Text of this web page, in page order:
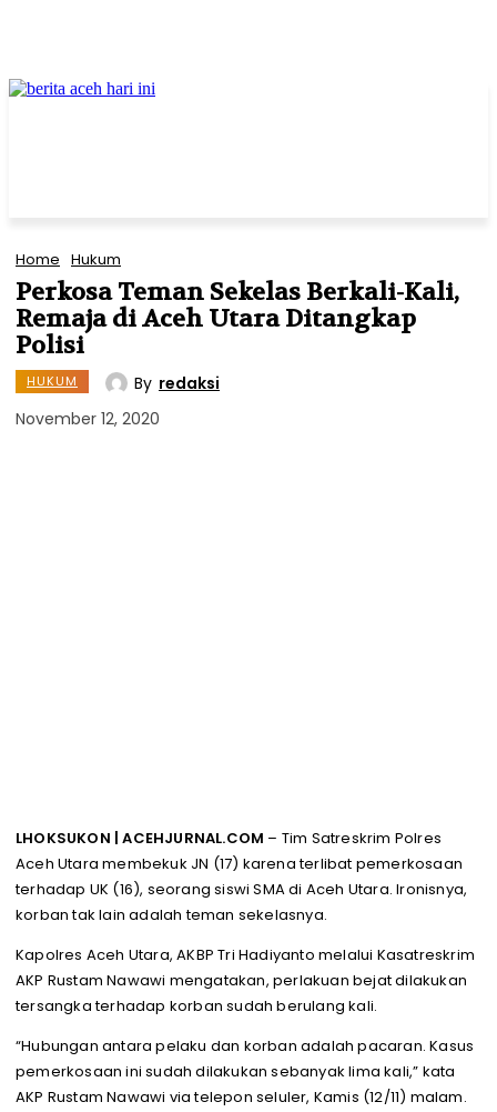
Home Hukum
Perkosa Teman Sekelas Berkali-Kali,
Remaja di Aceh Utara Ditangkap
Polisi
HUKUM By redaksi
November 12, 2020
LHOKSUKON | ACEHJURNAL.COM – Tim Satreskrim Polres
Aceh Utara membekuk JN (17) karena terlibat pemerkosaan
terhadap UK (16), seorang siswi SMA di Aceh Utara. Ironisnya,
korban tak lain adalah teman sekelasnya.
Kapolres Aceh Utara, AKBP Tri Hadiyanto melalui Kasatreskrim
AKP Rustam Nawawi mengatakan, perlakuan bejat dilakukan
tersangka terhadap korban sudah berulang kali.
“Hubungan antara pelaku dan korban adalah pacaran. Kasus
pemerkosaan ini sudah dilakukan sebanyak lima kali,” kata
AKP Rustam Nawawi via telepon seluler, Kamis (12/11) malam.